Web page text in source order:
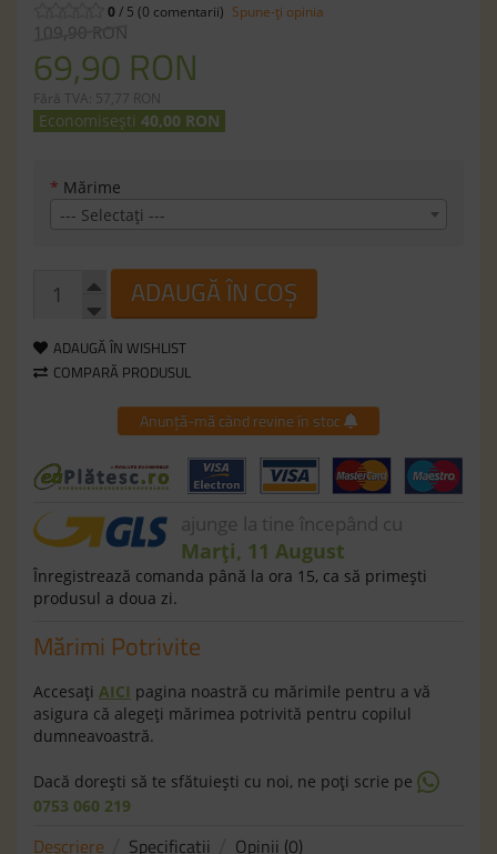
0/ 5 (0 comentarii) Spune-ţi opinia
109,90 RON
69,90 RON
Fără TVA: 57,77 RON
Economisești 40,00 RON
* Mărime
--- Selectaţi ---
ADAUGĂ ÎN COȘ
ADAUGĂ ÎN WISHLIST
COMPARĂ PRODUSUL
Anunță-mă când revine în stoc
ajunge la tine începând cu
Marți, 11 August
Înregistrează comanda până la ora 15, ca să primeşti
produsul a doua zi.
Mărimi Potrivite
Accesaţi AICI pagina noastră cu mărimile pentru a vă
asigura că alegeţi mărimea potrivită pentru copilul
dumneavoastră.
Dacă doreşti să te sfătuieşti cu noi, ne poţi scrie pe
0753 060 219
Descriere Specificaţii Opinii (0)